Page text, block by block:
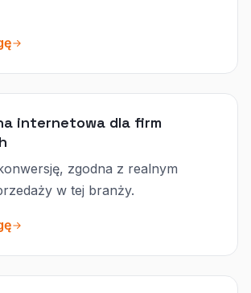
internetowa dla firm
zgodna z realnym
w tej branży.